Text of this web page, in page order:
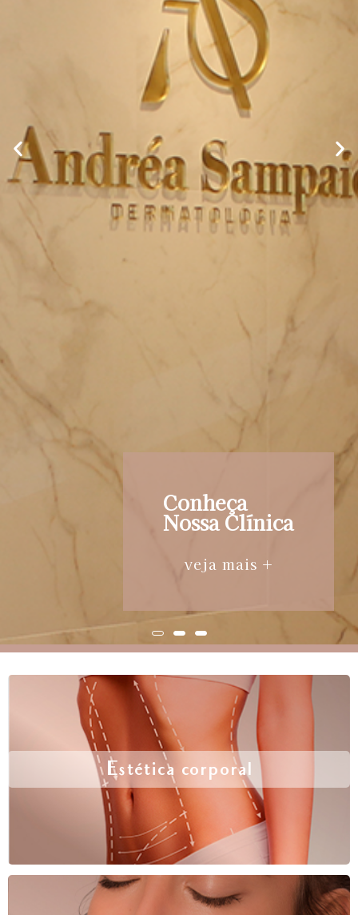
Conheça
Nossa Clínica
veja mais +
Estética corporal